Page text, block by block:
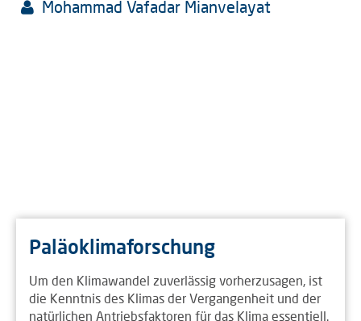
Mohammad Vafadar Mianvelayat
Paläoklimaforschung
Um den Klimawandel zuverlässig vorherzusagen, ist
die Kenntnis des Klimas der Vergangenheit und der
natürlichen Antriebsfaktoren für das Klima essentiell.